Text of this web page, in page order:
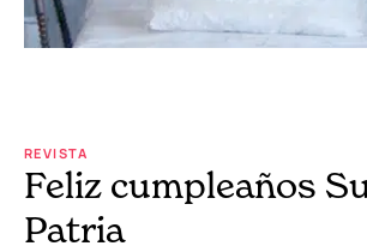
REVISTA
Feliz cumpleaños
Patria